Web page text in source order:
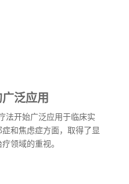
泛应用
法开始广泛应用于临床实
和焦虑症方面，取得了显
领域的重视。